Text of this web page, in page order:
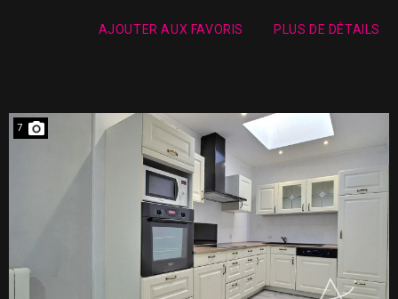
AJOUTER AUX FAVORIS PLUS DE DÉTAILS
7